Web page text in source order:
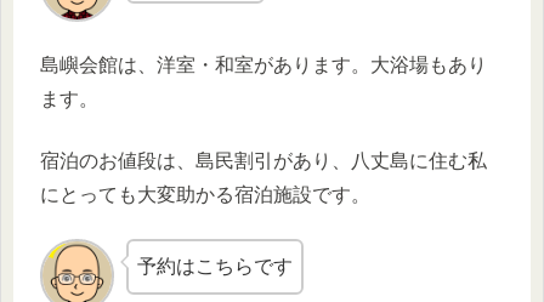
島嶼会館は、洋室・和室があります。大浴場もあり
ます。
宿泊のお値段は、島民割引があり、八丈島に住む私
にとっても大変助かる宿泊施設です。
予約はこちらです